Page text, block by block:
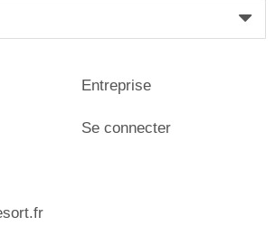
Entreprise
Se connecter